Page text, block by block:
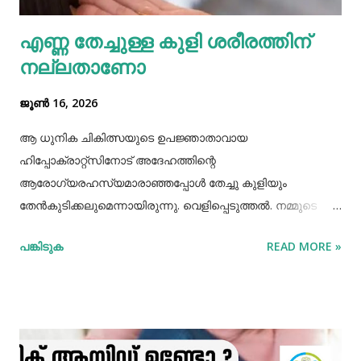
ഉപയോഗിക്കുന്നത് മഞ്ഞ നിറമകറ്റി തിളക്കം നല്കാന്‍
മാത്രമല്ല മോണയിലെ രക്തസ്രാവം അല്ലെങ്കില്‍
പ്യോറ...
എണ്ണ തേച്ചുള്ള കുളി ശരീരത്തിന്
നല്ലതാണോ
ജൂൺ 16, 2026
ആ ധുനിക ചികിത്സയുടെ ഉപജ്ഞാതാവായ
ഹിപ്പോക്രാറ്റ്സിനോട് അദേഹത്തിന്റെ
ആരോഗ്യരഹസ്യമാരാഞ്ഞപ്പോള്‍ തേച്ചു കുളിയും
തേൻകുടിക്കലുമെന്നായിരുന്നു. വെളിപ്പെടുത്തല്‍. നമ്മുടെ
അനുഭവിച്ചിരുന്നവരാണ്. അവര്‍ ആരോഗ്യത്തിനായി
പാലിച്ചിരുന്നു. മരുന്നുകള്‍ മാറിമാറി സേവിച്ചിട്ടും വിട്ടുമാറാത്ത
പങ്കിടുക READ MORE »